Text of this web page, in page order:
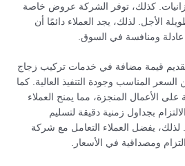
كذلك، توفر الشركة عروض خاصة
الأجل. لذلك، يجد العملاء دائمًا أن
عادلة ومنافسة في السوق.
قيمة مضافة في خدمات تركيب زجاج
المناسب وجودة التنفيذ العالية. كما
الأعمال المنجزة، مما يمنح العملاء
بجداول زمنية دقيقة لتسليم
لذلك، يفضل العملاء التعامل مع شركة
ومصداقية في الأسعار.